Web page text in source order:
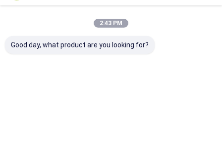
2:43 PM
Good day, what product are you looking for?